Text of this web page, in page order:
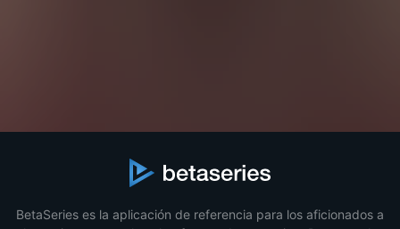
BetaSeries es la aplicación de referencia para los aficionados a